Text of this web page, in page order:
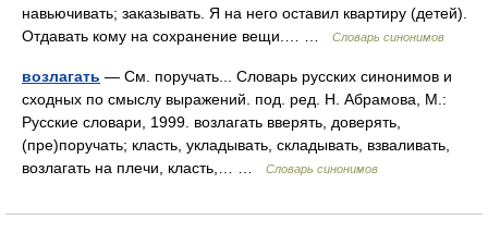
навьючивать; заказывать. Я на него оставил квартиру (детей).
Отдавать кому на сохранение вещи.… …
Словарь синонимов
возлагать — См. поручать... Словарь русских синонимов и
сходных по смыслу выражений. под. ред. Н. Абрамова, М.:
Русские словари, 1999. возлагать вверять, доверять,
(пре)поручать; класть, укладывать, складывать, взваливать,
возлагать на плечи, класть,… …
Словарь синонимов